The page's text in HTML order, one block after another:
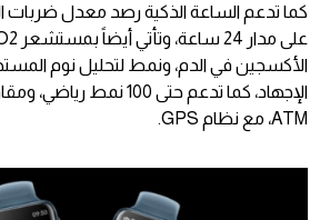
كما تدعم الساعة الذكية رصد معدل ضربات
الأكسجين في الدم، ونمط لتحليل نوم
ATM، مع نظام GPS.